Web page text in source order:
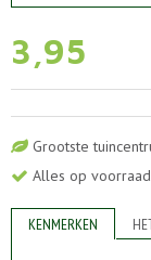
3,95
Grootste
Alles op voorraad
KENMERKEN